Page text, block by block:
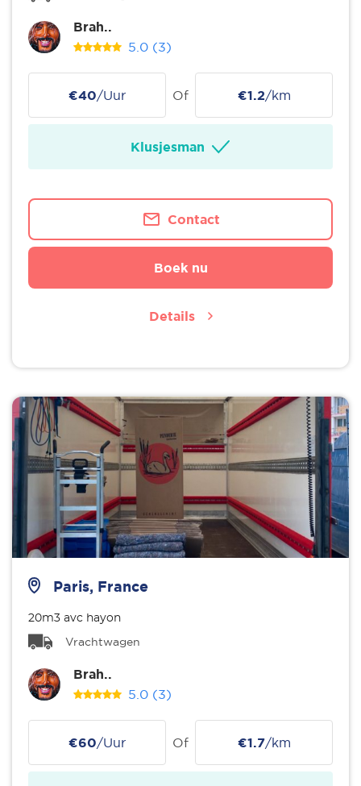
Brah..
5.0 (3)
€40/Uur Of €1.2/km
Klusjesman
Contact
Boek nu
Details
Paris, France
20m3 avc hayon
Vrachtwagen
Brah..
5.0 (3)
€60/Uur Of €1.7/km